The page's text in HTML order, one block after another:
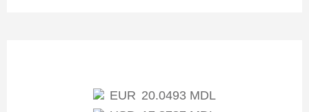
EUR 20.0493 MDL